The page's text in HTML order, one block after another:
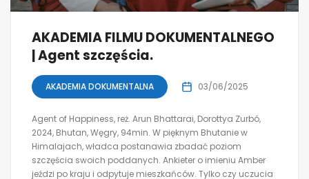
AKADEMIA FILMU DOKUMENTALNEGO
| Agent szczęścia.
AKADEMIA DOKUMENTALNA 03/06/2025
Agent of Happiness, reż. Arun Bhattarai, Dorottya Zurbó,
2024, Bhutan, Węgry, 94min. W pięknym Bhutanie w
Himalajach, władca postanawia zbadać poziom
szczęścia swoich poddanych. Ankieter o imieniu Amber
jeździ po kraju i odpytuje mieszkańców. Tylko czy uczucia